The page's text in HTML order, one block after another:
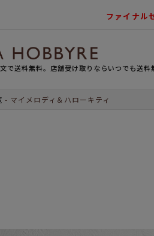
ファイナル
で送料無料。店舗受け取りならいつでも送料
マイメロディ＆ハローキティ